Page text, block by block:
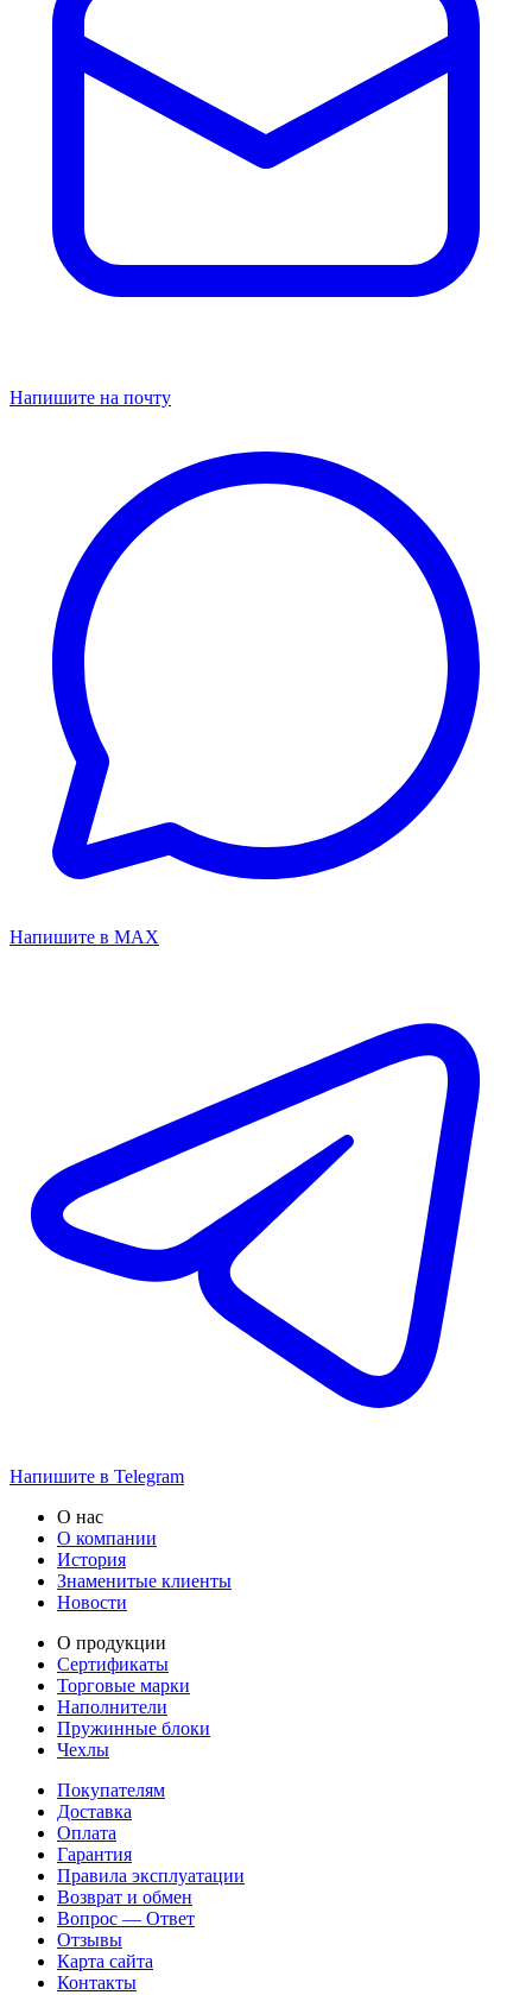
Напишите на почту
Напишите в MAX
Напишите в Telegram
О нас
О компании
История
Знаменитые клиенты
Новости
О продукции
Сертификаты
Торговые марки
Наполнители
Пружинные блоки
Чехлы
Покупателям
Доставка
Оплата
Гарантия
Правила эксплуатации
Возврат и обмен
Вопрос — Ответ
Отзывы
Карта сайта
Контакты